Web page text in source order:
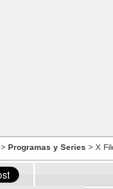
> Programas y Series > X